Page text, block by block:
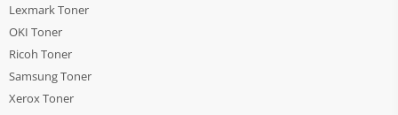
Lexmark Toner
OKI Toner
Ricoh Toner
Samsung Toner
Xerox Toner